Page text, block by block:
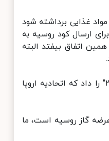
غذایی برداشته شود
ارسال کود روسیه به
اتفاق بیفتد البته
روسیه همچنین پیشنهاد راه‌اندازی خط لوله گاز "نورد استریم ۲" را داد که اتحادیه اروپا
گاز روسیه است، ما